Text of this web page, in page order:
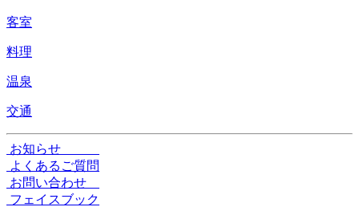
客室
料理
温泉
交通
お知らせ
よくあるご質問
お問い合わせ
フェイスブック